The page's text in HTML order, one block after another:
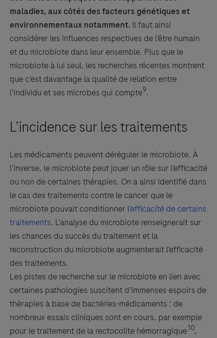
maladies, aux côtés des facteurs génétiques et
environnementaux notamment. Il faut ainsi
considérer les influences respectives de l’être humain
et du microbiote dans leur ensemble. Plus que le
microbiote à lui seul, les recherches récentes montrent
que c’est davantage la qualité de relation entre
l’individu et ses microbes qui compte9.
L’incidence sur les traitements
Les médicaments peuvent déréguler le microbiote. À
l’inverse, le microbiote peut jouer un rôle sur l’efficacité
ou non de certaines thérapies. On a ainsi identifié dans
le cas des traitements contre le cancer que le
microbiote pouvait conditionner l’efficacité de certains
traitements. L’analyse du microbiote renseignerait sur
les chances du succès du traitement et la
reconstruction du microbiote augmenterait l’efficacité
des traitements.
Les pistes de recherche sur le microbiote en lien avec
certaines pathologies suscitent d’immenses espoirs de
thérapies à base de bactéries-médicaments : de
nombreux essais cliniques sont en cours, par exemple
pour le traitement de la rectocolite hémorragique10,